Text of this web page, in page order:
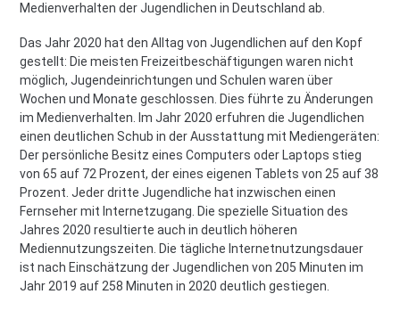
Medienverhalten der Jugendlichen in Deutschland ab.
Das Jahr 2020 hat den Alltag von Jugendlichen auf den Kopf
gestellt: Die meisten Freizeitbeschäftigungen waren nicht
möglich, Jugendeinrichtungen und Schulen waren über
Wochen und Monate geschlossen. Dies führte zu Änderungen
im Medienverhalten. Im Jahr 2020 erfuhren die Jugendlichen
einen deutlichen Schub in der Ausstattung mit Mediengeräten:
Der persönliche Besitz eines Computers oder Laptops stieg
von 65 auf 72 Prozent, der eines eigenen Tablets von 25 auf 38
Prozent. Jeder dritte Jugendliche hat inzwischen einen
Fernseher mit Internetzugang. Die spezielle Situation des
Jahres 2020 resultierte auch in deutlich höheren
Mediennutzungszeiten. Die tägliche Internetnutzungsdauer
ist nach Einschätzung der Jugendlichen von 205 Minuten im
Jahr 2019 auf 258 Minuten in 2020 deutlich gestiegen.